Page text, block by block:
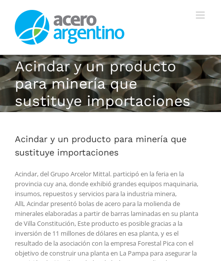
contenido
Acindar y un producto
para minería que
sustituye importaciones
Acindar y un producto para minería que
sustituye importaciones
Acindar, del Grupo Arcelor Mittal. participó en la feria en la
provincia cuy ana, donde exhibió grandes equipos maquinaria,
insumos, repuestos y servicios para la industria minera,
AllL Acindar presentó bolas de acero para la molienda de
minerales elaboradas a partir de barras laminadas en su planta
de Villa Constitución, Este producto es posible gracias a la
inversión de 11 millones de dólares en esa planta, y es el
resultado de la asociación con la empresa Forestal Pica con el
objetivo de construir una planta en La Pampa para asegurar la